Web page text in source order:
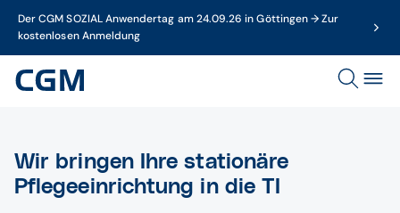
Der CGM SOZIAL Anwendertag am 24.09.26 in Göttingen → Zur
kostenlosen Anmeldung
Wir bringen Ihre stationäre
Pflegeeinrichtung in die TI